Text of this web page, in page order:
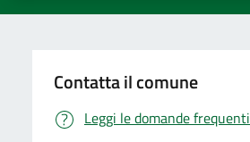
Contatta il comune
Leggi le domande frequenti